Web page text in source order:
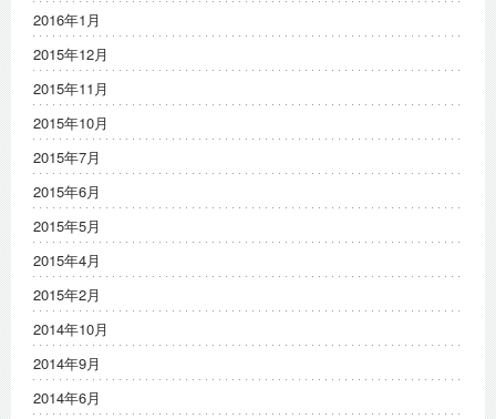
2016年1月
2015年12月
2015年11月
2015年10月
2015年7月
2015年6月
2015年5月
2015年4月
2015年2月
2014年10月
2014年9月
2014年6月